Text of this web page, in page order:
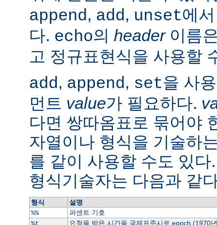
append, add, unset에
다. echo의 header이름
고 정규표현식을 사용할
add, append, set을 사
먼트 value가 필요하다.
다면 쌍따옴표로 묶어야
자열이나 형식을 기술하
를 같이 사용할 수도 있
형식기술자는 다음과 같
형식
설명
%%
퍼센트 기호
요청을 받은 시간을 국제표준시로 epoch (1970